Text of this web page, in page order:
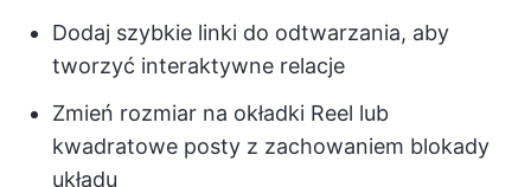
Dodaj szybkie linki do odtwarzania, aby
tworzyć interaktywne relacje
Zmień rozmiar na okładki Reel lub
kwadratowe posty z zachowaniem blokady
układu